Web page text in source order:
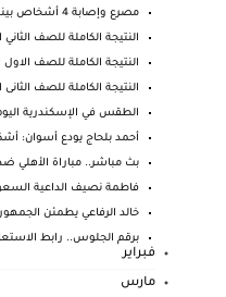
مصرع وإصابة 4 أشخاص بينهم 3 طلاب في كلية الطب وسائ...
النتيجة الكاملة للصف الثاني
النتيجة الكاملة للصف الاول
النتيجة الكاملة للصف
الطقس في الإسكندرية
أحمد بلحاج يودع أسوان:
بث مباشر.. مباراة الأهلي
فاطمة نصيف الداعية
خالد الرفاعي يطمئن
برقم الجلوس.. رابط
فبراير
مارس